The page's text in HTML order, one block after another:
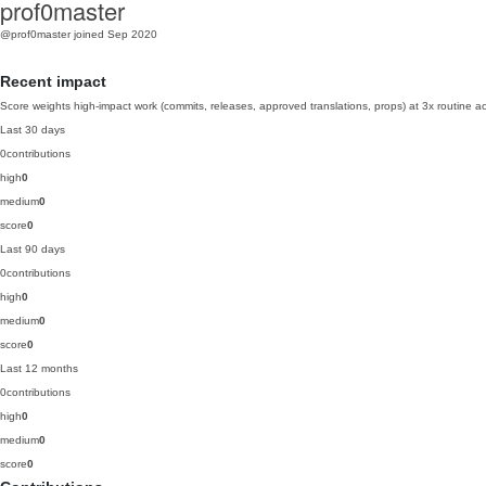
prof0master
@prof0master joined Sep 2020
Recent impact
Score weights high-impact work (commits, releases, approved translations, props) at 3x routine
Last 30 days
0contributions
high0
medium0
score0
Last 90 days
0contributions
high0
medium0
score0
Last 12 months
0contributions
high0
medium0
score0